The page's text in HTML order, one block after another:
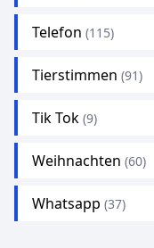
Telefon (115)
Tierstimmen (91)
Tik Tok (9)
Weihnachten (60)
Whatsapp (37)